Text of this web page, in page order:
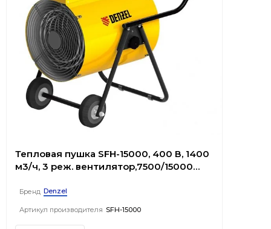
Тепловая пушка SFH-15000, 400 В, 1400
м3/ч, 3 реж. вентилятор,7500/15000
Бренд Denzel
Артикул производителя SFH-15000